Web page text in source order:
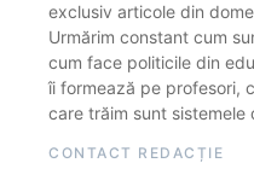
exclusiv articole din
Urmărim constant cum
cum face politicile din
îi formează pe profesori,
care trăim sunt
CONTACT REDACȚIE